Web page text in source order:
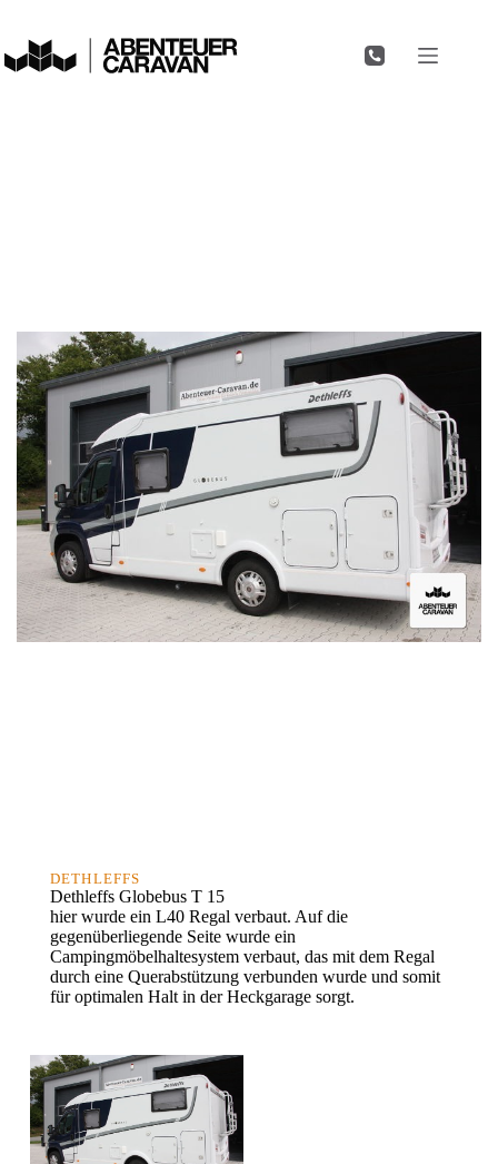
DETHLEFFS
Dethleffs Globebus T 15
hier wurde ein L40 Regal verbaut. Auf die
gegenüberliegende Seite wurde ein
Campingmöbelhaltesystem verbaut, das mit dem Regal
durch eine Querabstützung verbunden wurde und somit
für optimalen Halt in der Heckgarage sorgt.